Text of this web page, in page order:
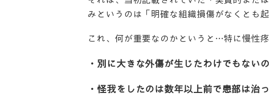
みというのは「明確な組織損傷がなくとも
これ、何が重要なのかというと…特に慢性
・別に大きな外傷が生じたわけでもない
・怪我をしたのは数年以上前で患部は治